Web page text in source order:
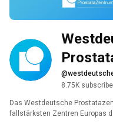
8.75K
Das Westdeutsche
fallstärksten Zentren Europas